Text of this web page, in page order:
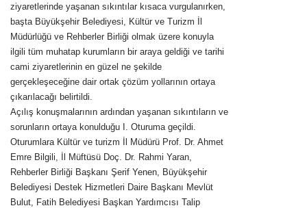
ziyaretlerinde yaşanan sıkıntılar kısaca vurgulanırken,
başta Büyükşehir Belediyesi, Kültür ve Turizm İl
Müdürlüğü ve Rehberler Birliği olmak üzere konuyla
ilgili tüm muhatap kurumların bir araya geldiği ve tarihi
cami ziyaretlerinin en güzel ne şekilde
gerçekleşeceğine dair ortak çözüm yollarının ortaya
çıkarılacağı belirtildi.
Açılış konuşmalarının ardından yaşanan sıkıntıların ve
sorunların ortaya konulduğu I. Oturuma geçildi.
Oturumlara Kültür ve turizm İl Müdürü Prof. Dr. Ahmet
Emre Bilgili, İl Müftüsü Doç. Dr. Rahmi Yaran,
Rehberler Birliği Başkanı Şerif Yenen, Büyükşehir
Belediyesi Destek Hizmetleri Daire Başkanı Mevlüt
Bulut, Fatih Belediyesi Başkan Yardımcısı Talip